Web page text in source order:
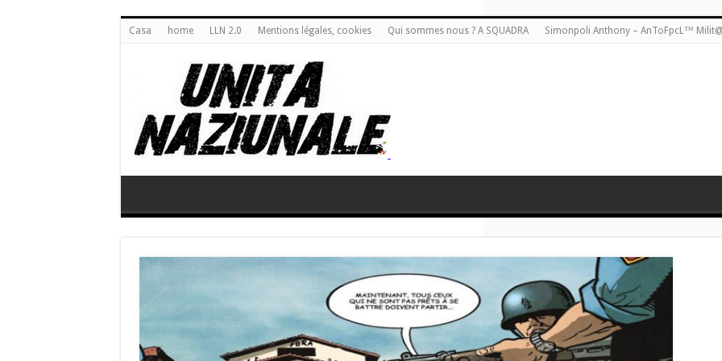
Casa home LLN 2.0 Mentions légales, cookies Qui sommes nous ? A SQUADRA Simonpoli Anthony – AnToFpcL™